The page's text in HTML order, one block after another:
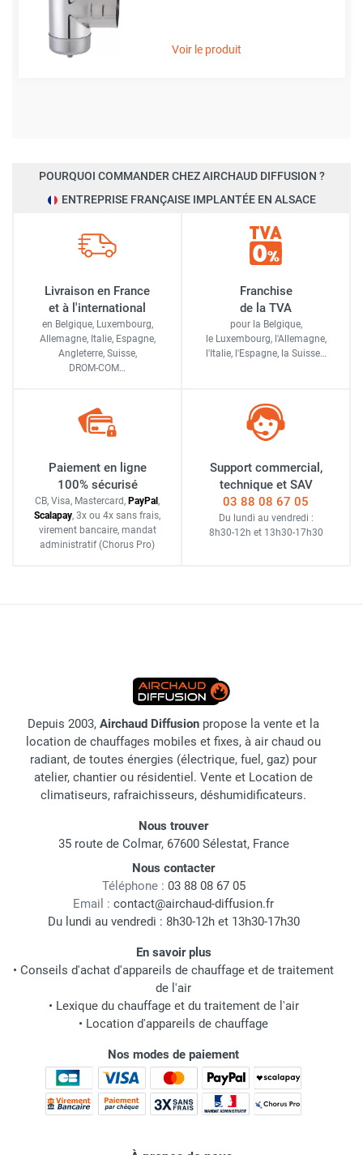
Voir le produit
POURQUOI COMMANDER CHEZ AIRCHAUD DIFFUSION ?
ENTREPRISE FRANÇAISE IMPLANTÉE EN ALSACE
Livraison en France
et à l'international
en Belgique, Luxembourg,
Allemagne, Italie, Espagne,
Angleterre, Suisse,
DROM-COM…
Franchise
de la TVA
pour la Belgique,
le Luxembourg, l'Allemagne,
l'Italie, l'Espagne, la Suisse…
Paiement en ligne
100% sécurisé
CB, Visa, Mastercard, PayPal ,
Scalapay, 3x ou 4x sans frais,
virement bancaire, mandat
administratif (Chorus Pro)
Support commercial,
technique et SAV
03 88 08 67 05
Du lundi au vendredi :
8h30-12h et 13h30-17h30
Depuis 2003, Airchaud Diffusion propose la vente et la
location de chauffages mobiles et fixes, à air chaud ou
radiant, de toutes énergies (électrique, fuel, gaz) pour
atelier, chantier ou résidentiel. Vente et Location de
climatiseurs, rafraichisseurs, déshumidificateurs.
Nous trouver
35 route de Colmar, 67600 Sélestat, France
Nous contacter
Téléphone : 03 88 08 67 05
Email : contact@airchaud-diffusion.fr
Du lundi au vendredi : 8h30-12h et 13h30-17h30
En savoir plus
• Conseils d'achat d'appareils de chauffage et de traitement
de l'air
• Lexique du chauffage et du traitement de l'air
• Location d'appareils de chauffage
Nos modes de paiement